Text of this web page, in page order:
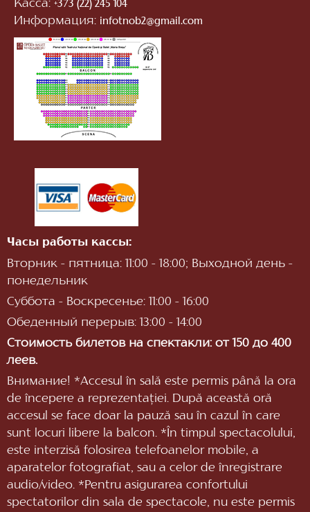
Касса: +373 (22) 245 104
Информация: infotnob2@gmail.com
Часы работы кассы:
Вторник - пятница: 11:00 - 18:00; Выходной день -
понедельник
Суббота - Воскресенье: 11:00 - 16:00
Обеденный перерыв: 13:00 - 14:00
Стоимость билетов на спектакли: от 150 до 400
леев.
Внимание! *Accesul în sală este permis până la ora
de începere a reprezentaţiei. După această oră
accesul se face doar la pauză sau în cazul în care
sunt locuri libere la balcon. *În timpul spectacolului,
este interzisă folosirea telefoanelor mobile, a
aparatelor fotografiat, sau a celor de înregistrare
audio/video. *Pentru asigurarea confortului
spectatorilor din sala de spectacole, nu este permis